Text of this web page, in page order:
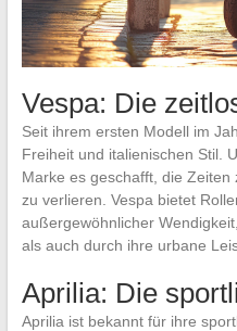
Vespa: Die
Seit ihrem ersten Modell im
Freiheit und italienischen Stil.
Marke es geschafft, die
zu verlieren. Vespa bietet
außergewöhnlicher
als auch durch ihre urbane
Aprilia: Die
Aprilia ist bekannt für ihre